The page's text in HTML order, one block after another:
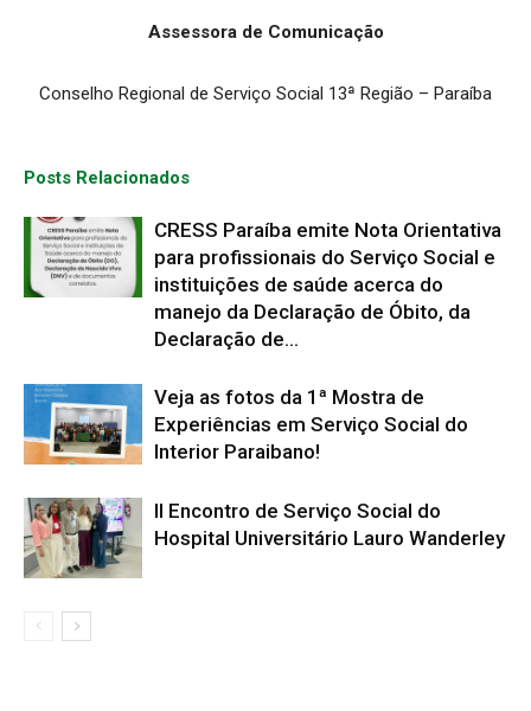
Assessora de Comunicação
Conselho Regional de Serviço Social 13ª Região – Paraíba
Posts Relacionados
CRESS Paraíba emite Nota Orientativa
para profissionais do Serviço Social e
instituições de saúde acerca do
manejo da Declaração de Óbito, da
Declaração de...
Veja as fotos da 1ª Mostra de
Experiências em Serviço Social do
Interior Paraibano!
II Encontro de Serviço Social do
Hospital Universitário Lauro Wanderley